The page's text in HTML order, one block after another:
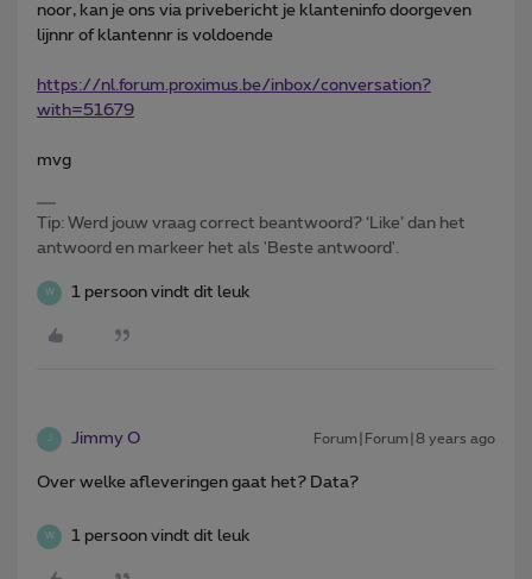
noor, kan je ons via privebericht je klanteninfo doorgeven
lijnnr of klantennr is voldoende
https://nl.forum.proximus.be/inbox/conversation?
with=51679
mvg
Tip: Werd jouw vraag correct beantwoord? ‘Like’ dan het
antwoord en markeer het als 'Beste antwoord'.
W 1 persoon vindt dit leuk
J Jimmy O Forum|Forum|8 years ago
Over welke afleveringen gaat het? Data?
W 1 persoon vindt dit leuk